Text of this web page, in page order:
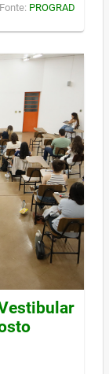
Fonte: PROGRAD